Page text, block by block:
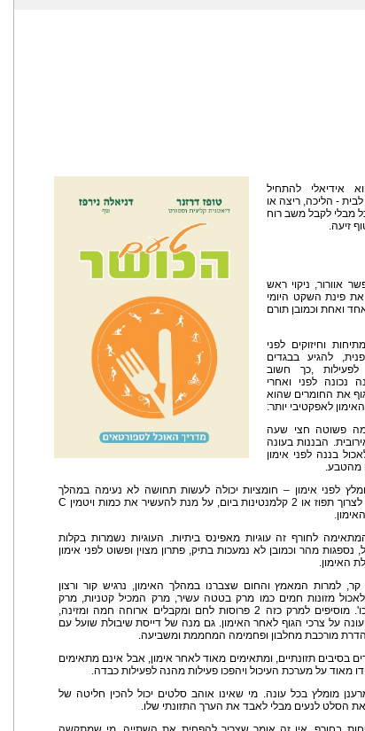
אידיאלי להתחיל
- הליכה, ריצה או
מבלי לקבל משב רוח
זיעה.
אוורור, ניקוי ראש
את פינת השקט היומי
ואחת וכמובן תורם
וחיזוקים לפני
להגיע בבגדים
לפעילות ,כך חשוב
נכונה לפני ואחרי
את החומרים שהוא
לאפקטיבי יותר:
פשוטה חצי שעה
הבננות בעונה
בננה לפני אימון
מהטבע.
לפני אימון – חומציות יכולה לעשות תחושה לא נעימה במהלך
הפעילות. כדאי מאוד לצרוך תפוז או 2 קלמנטינות ביום, על מנת להעשיר את כמות ויטמין C
לחורף זה עוגיות מאפינס ביתיות. העוגיות נשמרות בקלות
נספגות מהר וכמובן לא נמעכות בתיק, פתרון מצוין ופשוט לפני אימון
האימון.
קר, למרות המאמץ והחום שצברנו במהלך האימון, נרגיש קור ורצון
מזונות חמים כמו מרק בטטה עשיר, מרק המכיל קטניות, מרק
עגבניות עם חומוס וכו'. מוסיפים למרק כזה 2 פרוסות לחם ומקבלים ארוחה חמה ומזינה,
על צרכי הגוף לאחר האימון. גם מנה של דייסת שיבולת שועל עם
מורכבת מחלבון ופחמימה המחממת ומשביעה.
בסיבים תזונתיים, ומתאימים מאוד לאחר אימון, אבל אינם מתאימים
מאוד על מערכת העיכול ויהפכו פעילות מהנה לפעילות כבדה.
מומלץ בכל עונה. מי שאינו אוהב סלטים יכול להכין חליטה של
את הסלט לנעים מבלי לאבד את הערך התזונתי שלו.